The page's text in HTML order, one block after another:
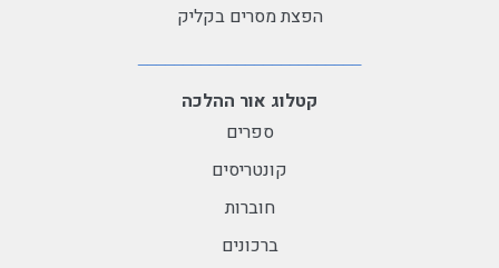
הפצת מסרים בקליק
קטלוג אור ההלכה
ספרים
קונטריסים
חוברות
ברכונים